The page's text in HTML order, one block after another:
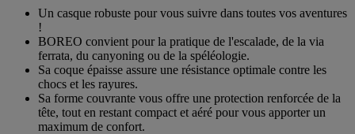
étoiles.
Un casque robuste pour vous suivre dans toutes vos aventures
!
BOREO convient pour la pratique de l'escalade, de la via
ferrata, du canyoning ou de la spéléologie.
Sa coque épaisse assure une résistance optimale contre les
chocs et les rayures.
Sa forme couvrante vous offre une protection renforcée de la
tête, tout en restant compact et aéré pour vous apporter un
maximum de confort.